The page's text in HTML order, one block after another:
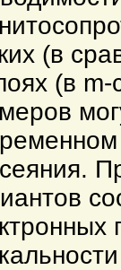
(в
(в